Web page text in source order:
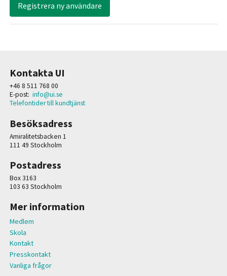
Registrera ny användare
Kontakta UI
+46 8 511 768 00
E-post: info@ui.se
Telefontider till kundtjänst
Besöksadress
Amiralitetsbacken 1
111 49 Stockholm
Postadress
Box 3163
103 63 Stockholm
Mer information
Medlem
Skola
Kontakt
Presskontakt
Vanliga frågor